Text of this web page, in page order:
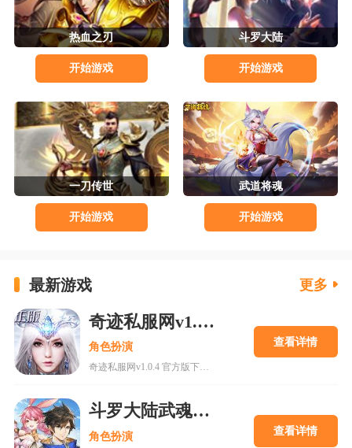
热血之刃
开始游戏
斗罗大陆
开始游戏
一刀传世
开始游戏
武道将魂
开始游戏
最新游戏 更多
奇迹私服网v1.0.4 官方版下载
角色扮演 查看详情
斗罗大陆武魂觉醒内购版
角色扮演 查看详情